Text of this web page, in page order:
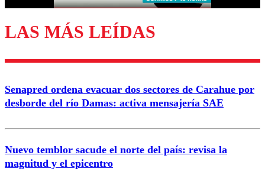
Enviar comentario
LAS MÁS LEÍDAS
Senapred ordena evacuar dos sectores de Carahue por
desborde del río Damas: activa mensajería SAE
Nuevo temblor sacude el norte del país: revisa la
magnitud y el epicentro